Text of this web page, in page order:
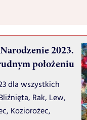
2023.
położeniu
dla wszystkich
Rak, Lew,
Koziorożec,